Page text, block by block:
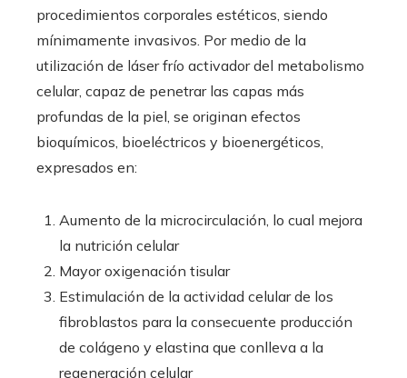
procedimientos corporales estéticos, siendo
mínimamente invasivos. Por medio de la
utilización de láser frío activador del metabolismo
celular, capaz de penetrar las capas más
profundas de la piel, se originan efectos
bioquímicos, bioeléctricos y bioenergéticos,
expresados en:
Aumento de la microcirculación, lo cual mejora
la nutrición celular
Mayor oxigenación tisular
Estimulación de la actividad celular de los
fibroblastos para la consecuente producción
de colágeno y elastina que conlleva a la
regeneración celular